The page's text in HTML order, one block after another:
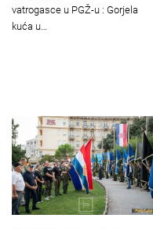
vatrogasce u PGŽ-u : Gorjela
kuća u…